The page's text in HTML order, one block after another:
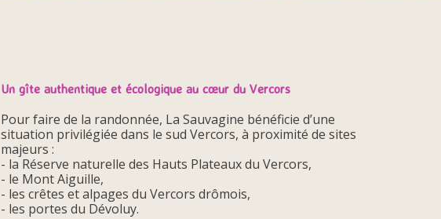
Un gîte authentique et écologique au cœur du Vercors
Pour faire de la randonnée, La Sauvagine bénéficie d’une
situation privilégiée dans le sud Vercors, à proximité de sites
majeurs :
- la Réserve naturelle des Hauts Plateaux du Vercors,
- le Mont Aiguille,
- les crêtes et alpages du Vercors drômois,
- les portes du Dévoluy.